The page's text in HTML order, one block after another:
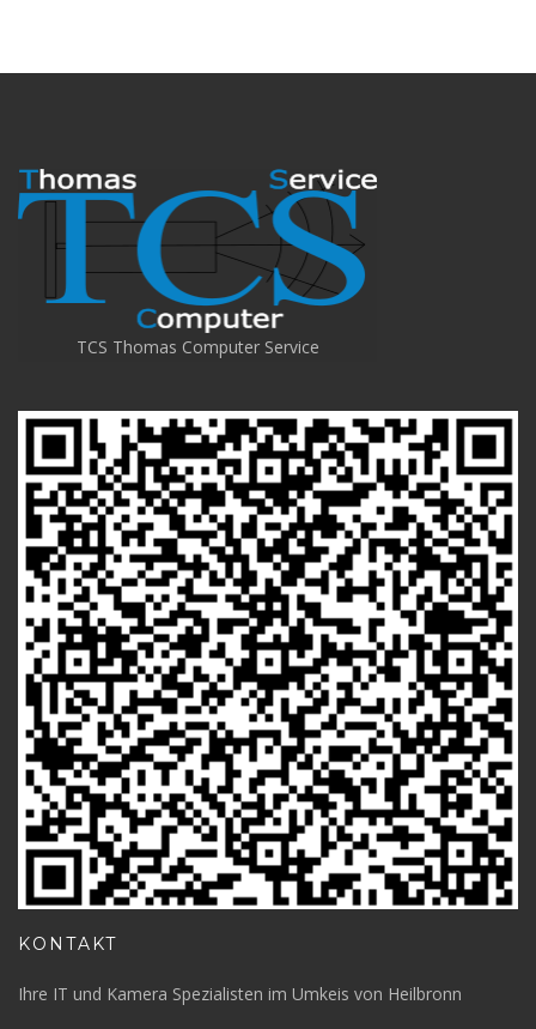
TCS Thomas Computer Service
KONTAKT
Ihre IT und Kamera Spezialisten im Umkeis von Heilbronn